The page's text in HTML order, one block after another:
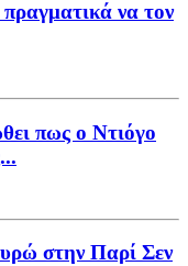
πραγματικά να τον
πως ο Ντιόγο
στην Παρί Σεν